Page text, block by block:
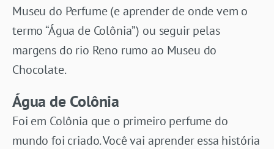
Museu do Perfume (e aprender de onde vem o
termo “Água de Colônia”) ou seguir pelas
margens do rio Reno rumo ao Museu do
Chocolate.
Água de Colônia
Foi em Colônia que o primeiro perfume do
mundo foi criado. Você vai aprender essa história